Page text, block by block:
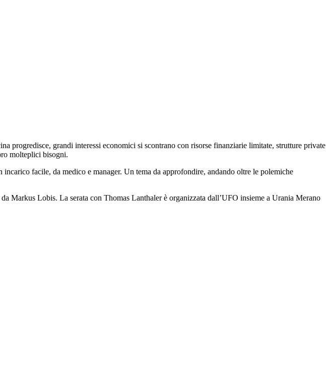
progredisce, grandi interessi economici si scontrano con risorse finanziarie limitate, strutture private
molteplici bisogni.
facile, da medico e manager. Un tema da approfondire, andando oltre le polemiche
Markus Lobis. La serata con Thomas Lanthaler è organizzata dall’UFO insieme a Urania Merano